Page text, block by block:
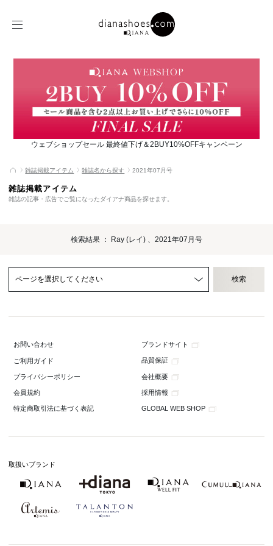
ウェブショップセール 最終値下げ＆2BUY10%OFFキャンペーン
雑誌掲載アイテム 雑誌名から探す 2021年07月号
雑誌掲載アイテム
雑誌の記事・広告でご覧になったダイアナ商品を探せます。
検索結果 ： Ray (レイ) 、2021年07月号
お問い合わせ ブランドサイト
ご利用ガイド 品質保証
プライバシーポリシー 会社概要
会員規約 採用情報
特定商取引法に基づく表記 GLOBAL WEB SHOP
取扱いブランド